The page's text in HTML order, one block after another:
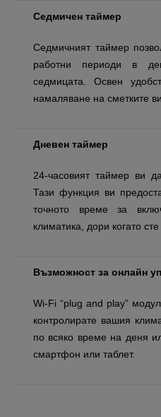
Седмичен таймер
Седмичният таймер
работни периоди в
седмицата. Освен
намаляване на сметките
Дневен таймер
24-часовият таймер ви
Тази функция ви
точното време за
климатика, дори когато
Възможност за онлайн
Wi-Fi “plug and play”
контролирате вашия
по всяко време на деня
смартфон или таблет.